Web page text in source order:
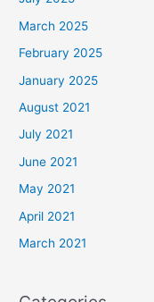
March 2025
February 2025
January 2025
August 2021
July 2021
June 2021
May 2021
April 2021
March 2021